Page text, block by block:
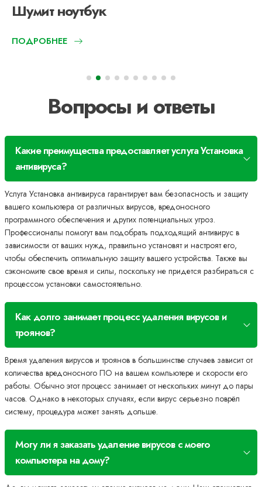
Шумит ноутбук
ПОДРОБНЕЕ
Вопросы и ответы
Какие преимущества предоставляет услуга Установка
антивируса?
Услуга Установка антивируса гарантирует вам безопасность и защиту
вашего компьютера от различных вирусов, вредоносного
программного обеспечения и других потенциальных угроз.
Профессионалы помогут вам подобрать подходящий антивирус в
зависимости от ваших нужд, правильно установят и настроят его,
чтобы обеспечить оптимальную защиту вашего устройства. Также вы
сэкономите свое время и силы, поскольку не придется разбираться с
процессом установки самостоятельно.
Как долго занимает процесс удаления вирусов и
троянов?
Время удаления вирусов и троянов в большинстве случаев зависит от
количества вредоносного ПО на вашем компьютере и скорости его
работы. Обычно этот процесс занимает от нескольких минут до пары
часов. Однако в некоторых случаях, если вирус серьезно поврёл
систему, процедура может занять дольше.
Могу ли я заказать удаление вирусов с моего
компьютера на дому?